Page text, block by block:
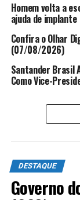
um longo
dias sem
para o
para atender os
Clique aquie
Homem volta a
ajuda de implante
Confira o Olhar
(07/08/2026)
Santander Brasil
Como Vice-
DESTAQUE
Governo